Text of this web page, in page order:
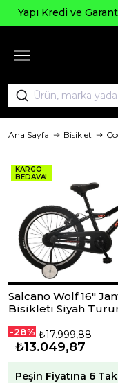
Garanti Bankasına
Ana Sayfa Bisiklet
KARGO
BEDAVA!
Salcano Wolf 16"
Bisikleti Siyah
-28% ₺17.999,88
₺13.049,87
Peşin Fiyatına 6